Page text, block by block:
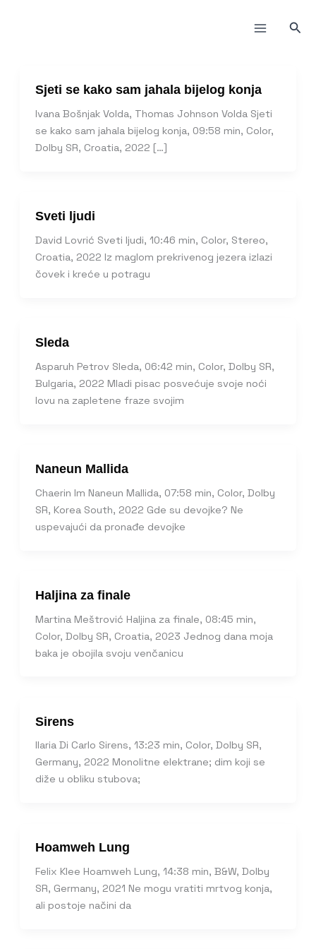
Sjeti se kako sam jahala bijelog konja
Ivana Bošnjak Volda, Thomas Johnson Volda Sjeti
se kako sam jahala bijelog konja, 09:58 min, Color,
Dolby SR, Croatia, 2022 […]
Sveti ljudi
David Lovrić Sveti ljudi, 10:46 min, Color, Stereo,
Croatia, 2022 Iz maglom prekrivenog jezera izlazi
čovek i kreće u potragu
Sleda
Asparuh Petrov Sleda, 06:42 min, Color, Dolby SR,
Bulgaria, 2022 Mladi pisac posvećuje svoje noći
lovu na zapletene fraze svojim
Naneun Mallida
Chaerin Im Naneun Mallida, 07:58 min, Color, Dolby
SR, Korea South, 2022 Gde su devojke? Ne
uspevajući da pronađe devojke
Haljina za finale
Martina Meštrović Haljina za finale, 08:45 min,
Color, Dolby SR, Croatia, 2023 Jednog dana moja
baka je obojila svoju venčanicu
Sirens
Ilaria Di Carlo Sirens, 13:23 min, Color, Dolby SR,
Germany, 2022 Monolitne elektrane; dim koji se
diže u obliku stubova;
Hoamweh Lung
Felix Klee Hoamweh Lung, 14:38 min, B&W, Dolby
SR, Germany, 2021 Ne mogu vratiti mrtvog konja,
ali postoje načini da